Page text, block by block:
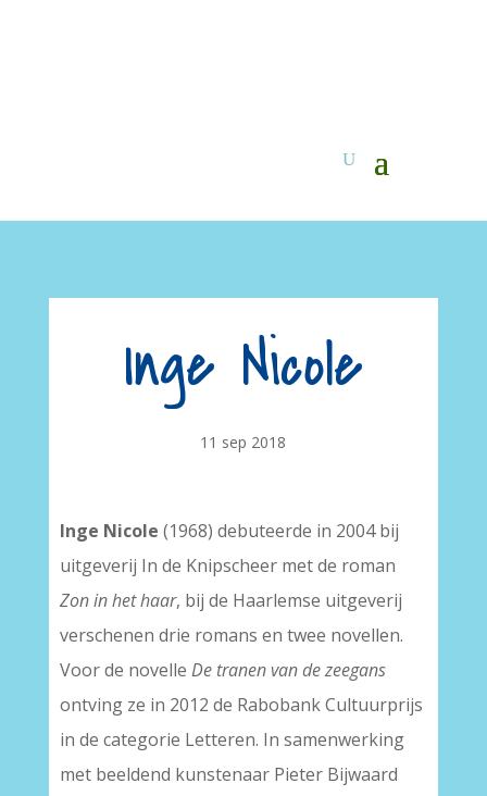
Inge Nicole
11 sep 2018
Inge Nicole (1968) debuteerde in 2004 bij
uitgeverij In de Knipscheer met de roman
Zon in het haar, bij de Haarlemse uitgeverij
verschenen drie romans en twee novellen.
Voor de novelle De tranen van de zeegans
ontving ze in 2012 de Rabobank Cultuurprijs
in de categorie Letteren. In samenwerking
met beeldend kunstenaar Pieter Bijwaard